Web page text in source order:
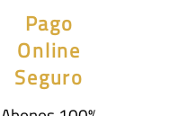
Pago
Online
Seguro